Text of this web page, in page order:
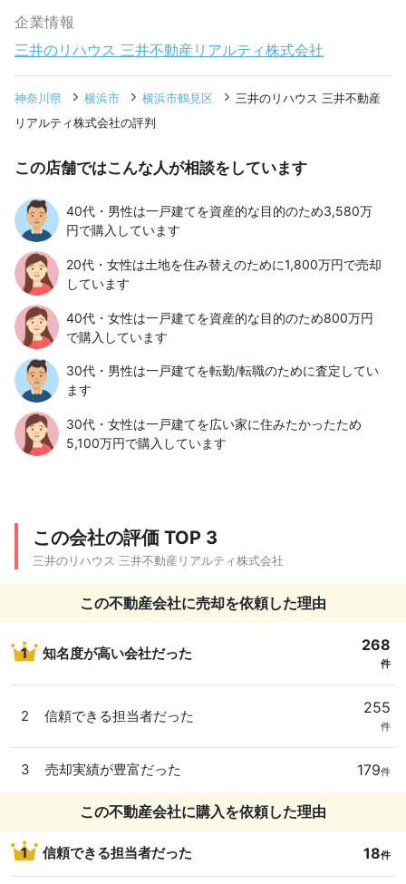
企業情報
三井のリハウス 三井不動産リアルティ株式会社
神奈川県 横浜市 横浜市鶴見区
三井のリハウス 三井不動産
リアルティ株式会社の評判
この店舗ではこんな人が相談をしています
40代・男性は一戸建てを資産的な目的のため3,580万
円で購入しています
20代・女性は土地を住み替えのために1,800万円で売却
しています
40代・女性は一戸建てを資産的な目的のため800万円
で購入しています
30代・男性は一戸建てを転勤/転職のために査定してい
ます
30代・女性は一戸建てを広い家に住みたかったため
5,100万円で購入しています
この会社の評価 TOP 3
三井のリハウス 三井不動産リアルティ株式会社
この不動産会社に売却を依頼した理由
1 知名度が高い会社だった 268
件
2 信頼できる担当者だった 255
件
3 売却実績が豊富だった 179件
この不動産会社に購入を依頼した理由
1 信頼できる担当者だった 18件